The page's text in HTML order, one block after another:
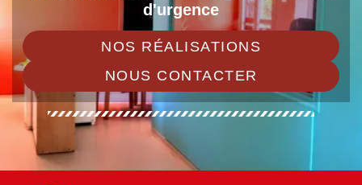
d'urgence
NOS RÉALISATIONS
NOUS CONTACTER